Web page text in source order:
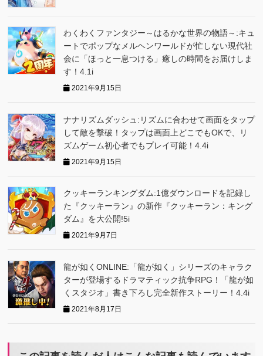
わくわくファンタジー～はるかな世界の物語～:キュ
ートでポップなメルヘンワールドが忙しない現代社
会に「ほっと一息つける」癒しの時間をお届けしま
す！4.1i
2021年9月15日
ナナリズムダッシュ:リズムに合わせて画面をタップ
して敵を撃破！タップは画面上どこでもOKで、リ
ズムゲーム初心者でもプレイ可能！4.4i
2021年9月15日
クッキーランキングダム:1億ダウンロードを記録し
た『クッキーラン』の新作『クッキーラン：キング
ダム』を大公開!5i
2021年9月7日
龍が如くONLINE:「龍が如く」シリーズのキャラク
ターが登場するドラマティック抗争RPG！「龍が如
くスタジオ」書き下ろし完全新作ストーリー！4.4i
2021年8月17日